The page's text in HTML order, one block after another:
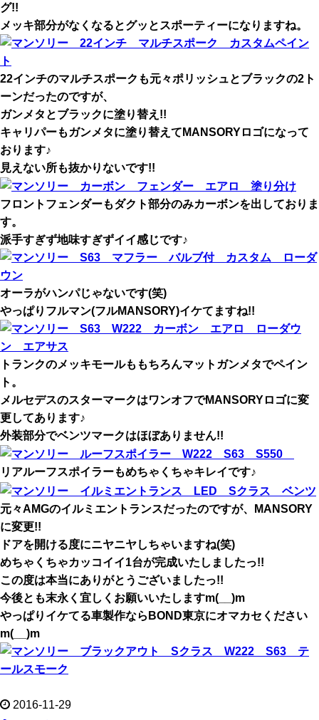
グ!!
メッキ部分がなくなるとグッとスポーティーになりますね。
22インチのマルチスポークも元々ポリッシュとブラックの2ト
ーンだったのですが、
ガンメタとブラックに塗り替え!!
キャリパーもガンメタに塗り替えてMANSORYロゴになって
おります♪
見えない所も抜かりないです!!
フロントフェンダーもダクト部分のみカーボンを出しておりま
す。
派手すぎず地味すぎずイイ感じです♪
オーラがハンパじゃないです(笑)
やっぱりフルマン(フルMANSORY)イケてますね!!
トランクのメッキモールももちろんマットガンメタでペイン
ト。
メルセデスのスターマークはワンオフでMANSORYロゴに変
更してあります♪
外装部分でベンツマークはほぼありません!!
リアルーフスポイラーもめちゃくちゃキレイです♪
元々AMGのイルミエントランスだったのですが、MANSORY
に変更!!
ドアを開ける度にニヤニヤしちゃいますね(笑)
めちゃくちゃカッコイイ1台が完成いたしましたっ!!
この度は本当にありがとうございましたっ!!
今後とも末永く宜しくお願いいたしますm(__)m
やっぱりイケてる車製作ならBOND東京にオマカセください
m(__)m
2016-11-29